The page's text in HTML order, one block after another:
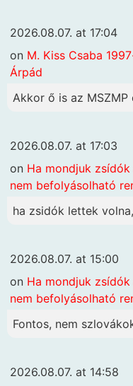
2026.08.07. at 17:04
on M. Kiss Csaba
Árpád
Akkor ő is az MSZMP
2026.08.07. at 17:03
on Ha mondjuk
nem befolyásolható
ha zsidók lettek
2026.08.07. at 15:00
on Ha mondjuk
nem befolyásolható
Fontos, nem
2026.08.07. at 14:58